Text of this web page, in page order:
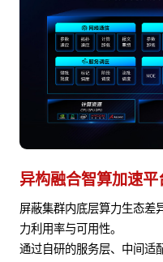
异构融合智算加速
屏蔽集群内底层算力生态差
力利用率与可用性。
通过自研的服务层、中间适